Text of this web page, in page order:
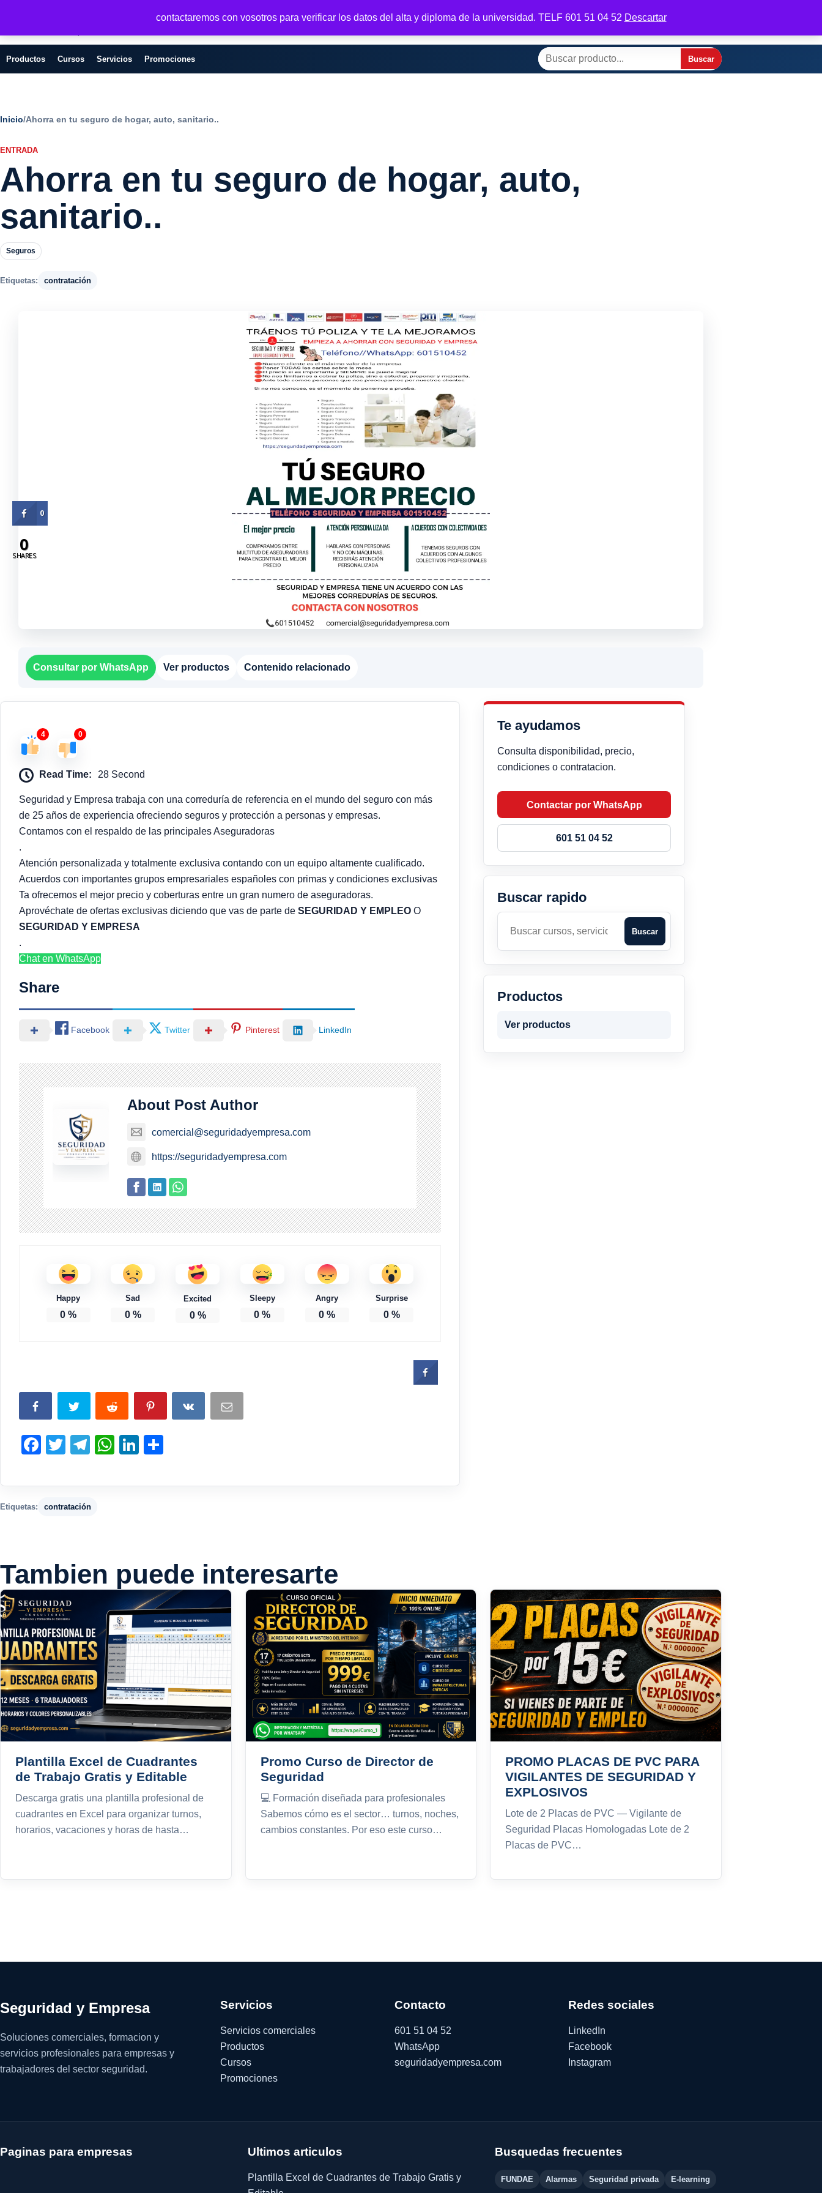
contactaremos con vosotros para verificar los datos del alta y diploma de la universidad. TELF 601 51 04 52 Descartar
Servicios, formacion y seguridad para
casa Tienda Registrar Tu membresía Salir Bienvenido Modifica tu perfil Contactar por WhatsApp
Productos Cursos Servicios Promociones
Buscar
Buscar
Inicio/Ahorra en tu seguro de hogar, auto, sanitario..
ENTRADA
Ahorra en tu seguro de hogar, auto,
sanitario..
Seguros
Etiquetas: contratación
Consultar por WhatsApp Ver productos Contenido relacionado
4 0
Read Time: 28 Second
Seguridad y Empresa trabaja con una correduría de referencia en el mundo del seguro con más
de 25 años de experiencia ofreciendo seguros y protección a personas y empresas.
Contamos con el respaldo de las principales Aseguradoras
.
Atención personalizada y totalmente exclusiva contando con un equipo altamente cualificado.
Acuerdos con importantes grupos empresariales españoles con primas y condiciones exclusivas
Ta ofrecemos el mejor precio y coberturas entre un gran numero de aseguradoras.
Aprovéchate de ofertas exclusivas diciendo que vas de parte de SEGURIDAD Y EMPLEO O
SEGURIDAD Y EMPRESA
.
Chat en WhatsApp
Share
Facebook Twitter Pinterest LinkedIn
About Post Author
comercial@seguridadyempresa.com
https://seguridadyempresa.com
Happy
0 %
Sad
0%
Excited
0%
Sleepy
0 %
Angry
0 %
Surprise
0%
Facebook
TwitterTelegram
WhatsApp
LinkedIn
Etiquetas: contratación
Te ayudamos
Consulta disponibilidad, precio,
condiciones o contratacion.
Contactar por WhatsApp
601 51 04 52
Buscar rapido
Buscar
Productos
Ver productos
Tambien puede interesarte
Plantilla Excel de Cuadrantes
de Trabajo Gratis y Editable
Descarga gratis una plantilla profesional de
cuadrantes en Excel para organizar turnos,
horarios, vacaciones y horas de hasta…
Promo Curso de Director de
Seguridad
💻 Formación diseñada para profesionales
Sabemos cómo es el sector… turnos, noches,
cambios constantes. Por eso este curso…
PROMO PLACAS DE PVC PARA
VIGILANTES DE SEGURIDAD Y
EXPLOSIVOS
Lote de 2 Placas de PVC — Vigilante de
Seguridad Placas Homologadas Lote de 2
Placas de PVC…
Seguridad y Empresa
Soluciones comerciales, formacion y
servicios profesionales para empresas y
trabajadores del sector seguridad.
Servicios
Servicios comerciales
Productos
Cursos
Promociones
Contacto
601 51 04 52
WhatsApp
seguridadyempresa.com
Redes sociales
LinkedIn
Facebook
Instagram
Paginas para empresas Ultimos articulos
Plantilla Excel de Cuadrantes de Trabajo Gratis y
Busquedas frecuentes
FUNDAE Alarmas Seguridad privada E-learning
0
0
SHARES